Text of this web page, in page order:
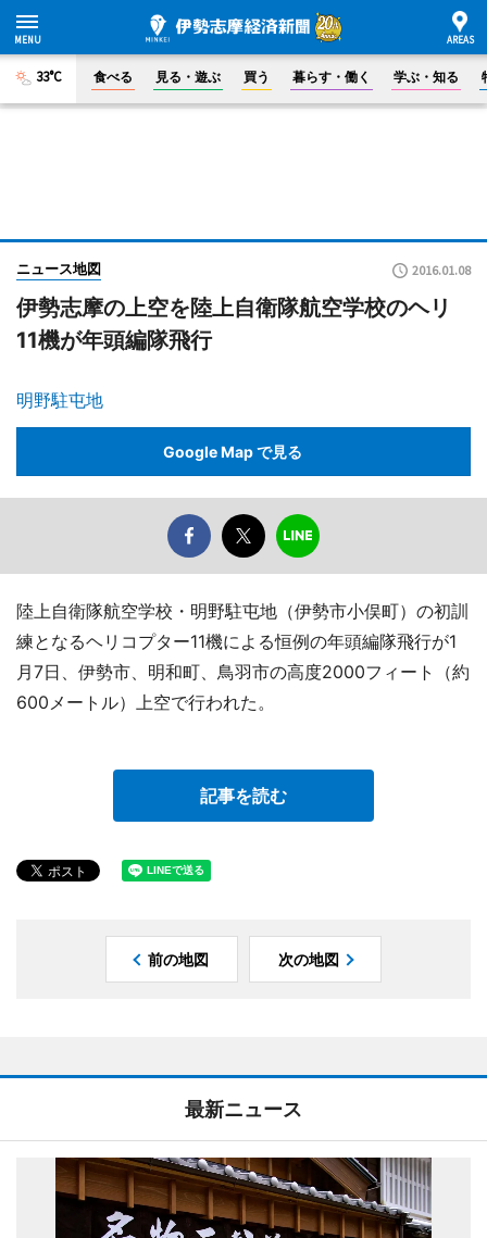
33°C 食べる 見る・遊ぶ 買う 暮らす・働く 学ぶ・知る
ニュース地図 2016.01.08
伊勢志摩の上空を陸上自衛隊航空学校のヘリ
11機が年頭編隊飛行
明野駐屯地
Google Map で見る
陸上自衛隊航空学校・明野駐屯地（伊勢市小俣町）の初訓
練となるヘリコプター11機による恒例の年頭編隊飛行が1
月7日、伊勢市、明和町、鳥羽市の高度2000フィート（約
600メートル）上空で行われた。
記事を読む
前の地図 次の地図
最新ニュース